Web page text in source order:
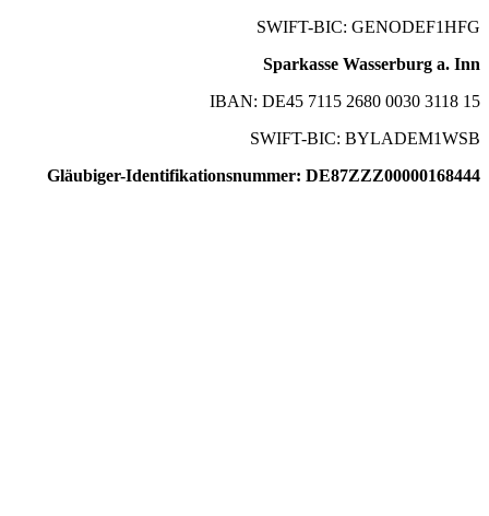
SWIFT-BIC: GENODEF1HFG
Sparkasse Wasserburg a. Inn
IBAN: DE45 7115 2680 0030 3118 15
SWIFT-BIC: BYLADEM1WSB
Gläubiger-Identifikationsnummer: DE87ZZZ00000168444